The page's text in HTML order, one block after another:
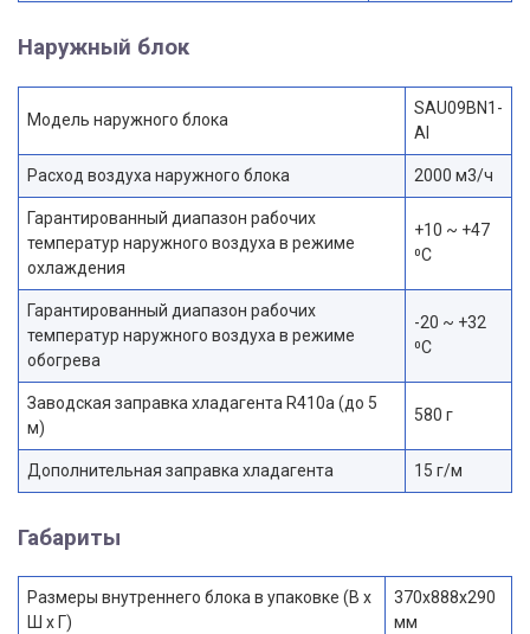
Наружный блок
Модель наружного блока
SAU09BN1-
AI
Расход воздуха наружного блока 2000 м3/ч
Гарантированный диапазон рабочих
температур наружного воздуха в режиме
охлаждения
+10 ~ +47
⁰С
Гарантированный диапазон рабочих
температур наружного воздуха в режиме
обогрева
-20 ~ +32
⁰С
Заводская заправка хладагента R410a (до 5
м)
580 г
Дополнительная заправка хладагента 15 г/м
Габариты
Размеры внутреннего блока в упаковке (В х
Ш х Г)
370x888x290
мм